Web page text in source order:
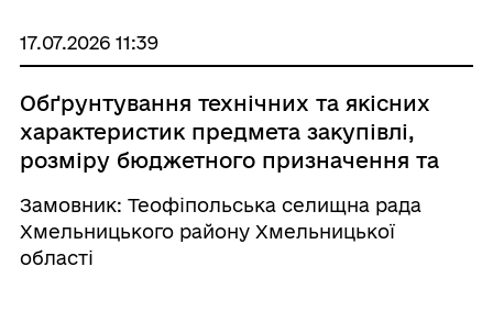
17.07.2026 11:39
Обґрунтування технічних та якісних
характеристик предмета закупівлі,
розміру бюджетного призначення та
закупівлі
Замовник: Теофіпольська селищна рада
Хмельницького району Хмельницької
області